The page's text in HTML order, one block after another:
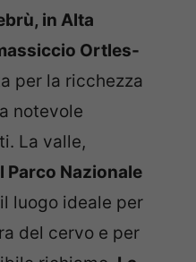
in Alta
Ortles-
per la ricchezza
notevole
La valle,
Parco Nazionale
luogo ideale per
del cervo e per